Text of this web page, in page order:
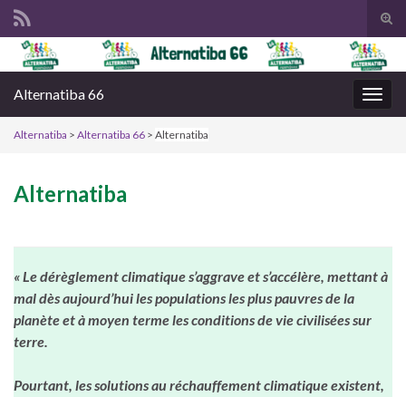
Search for:
Alternatiba 66
Alternatiba > Alternatiba 66 > Alternatiba
Alternatiba
« Le dérèglement climatique s’aggrave et s’accélère, mettant à
mal dès aujourd’hui les populations les plus pauvres de la
planète et à moyen terme les conditions de vie civilisées sur
terre.
Pourtant, les solutions au réchauffement climatique existent,